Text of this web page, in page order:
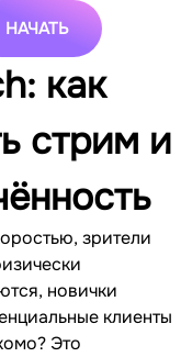
НАЧАТЬ
: как
стрим и
зрители
новички
клиенты
Это